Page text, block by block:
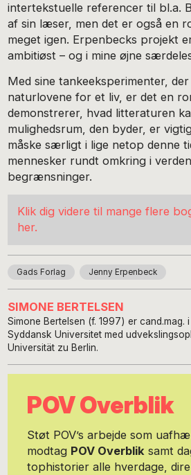
intertekstuelle referencer til bl.a.
af sin læser, men det er også en
meget igen. Erpenbecks projekt
ambitiøst – og i mine øjne
Med sine tankeeksperimenter,
naturlovene for et liv, er det en
demonstrerer, hvad litteraturen
mulighedsrum, den byder, er
måske særligt i lige netop denne
mennesker rundt omkring i
begrænsninger.
Klik dig videre til mange flere
her.
Gads Forlag Jenny Erpenbeck
SIMONE BERTELSEN
Simone Bertelsen (f. 1997) er cand.mag.
Syddansk Universitet med
Universität zu Berlin.
POV Overblik
Støt POV’s arbejde som
modtag POV Overbliksamt
tophistorier alle hverdage,